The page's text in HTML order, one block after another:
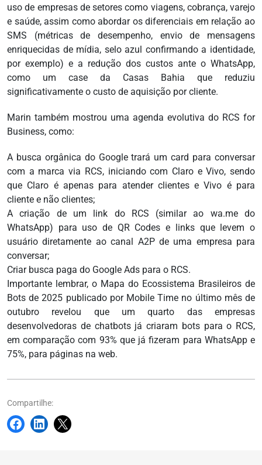
uso de empresas de setores como viagens, cobrança, varejo
e saúde, assim como abordar os diferenciais em relação ao
SMS (métricas de desempenho, envio de mensagens
enriquecidas de mídia, selo azul confirmando a identidade,
por exemplo) e a redução dos custos ante o WhatsApp,
como um case da Casas Bahia que reduziu
significativamente o custo de aquisição por cliente.
Marin também mostrou uma agenda evolutiva do RCS for
Business, como:
A busca orgânica do Google trará um card para conversar
com a marca via RCS, iniciando com Claro e Vivo, sendo
que Claro é apenas para atender clientes e Vivo é para
cliente e não clientes;
A criação de um link do RCS (similar ao wa.me do
WhatsApp) para uso de QR Codes e links que levem o
usuário diretamente ao canal A2P de uma empresa para
conversar;
Criar busca paga do Google Ads para o RCS.
Importante lembrar, o Mapa do Ecossistema Brasileiros de
Bots de 2025 publicado por Mobile Time no último mês de
outubro revelou que um quarto das empresas
desenvolvedoras de chatbots já criaram bots para o RCS,
em comparação com 93% que já fizeram para WhatsApp e
75%, para páginas na web.
Compartilhe: